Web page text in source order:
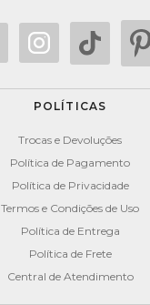
POLÍTICAS
Trocas e Devoluções
Política de Pagamento
Política de Privacidade
Termos e Condições de Uso
Política de Entrega
Política de Frete
Central de Atendimento